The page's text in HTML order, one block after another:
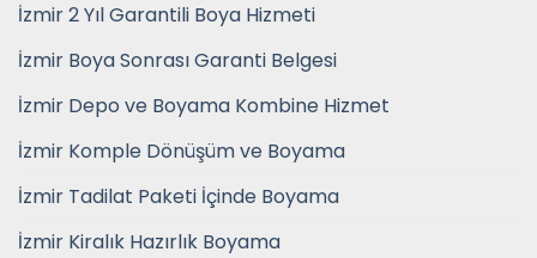
İzmir 2 Yıl Garantili Boya Hizmeti
İzmir Boya Sonrası Garanti Belgesi
İzmir Depo ve Boyama Kombine Hizmet
İzmir Komple Dönüşüm ve Boyama
İzmir Tadilat Paketi İçinde Boyama
İzmir Kiralık Hazırlık Boyama